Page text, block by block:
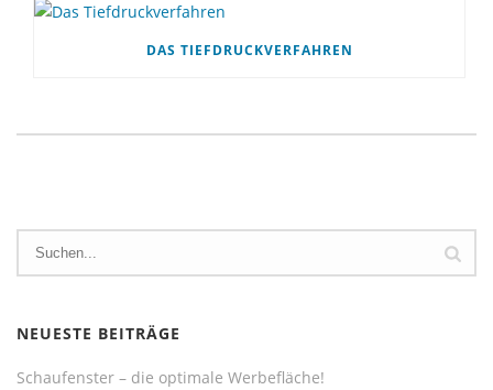
DAS TIEFDRUCKVERFAHREN
NEUESTE BEITRÄGE
Schaufenster – die optimale Werbefläche!